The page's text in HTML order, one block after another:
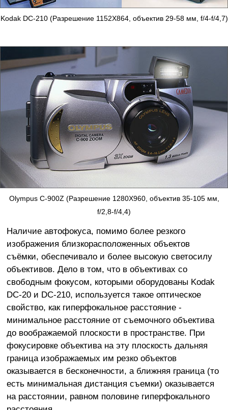
Kodak DC-210 (Разрешение 1152X864, объектив 29-58 мм, f/4-f/4,7)
Olympus C-900Z (Разрешение 1280X960, объектив 35-105 мм,
f/2,8-f/4,4)
Наличие автофокуса, помимо более резкого
изображения близкорасположенных объектов
съёмки, обеспечивало и более высокую светосилу
объективов. Дело в том, что в объективах со
свободным фокусом, которыми оборудованы Kodak
DC-20 и DC-210, используется такое оптическое
свойство, как гиперфокальное расстояние -
минимальное расстояние от съемочного объектива
до воображаемой плоскости в пространстве. При
фокусировке объектива на эту плоскость дальняя
граница изображаемых им резко объектов
оказывается в бесконечности, а ближняя граница (то
есть минимальная дистанция съемки) оказывается
на расстоянии, равном половине гиперфокального